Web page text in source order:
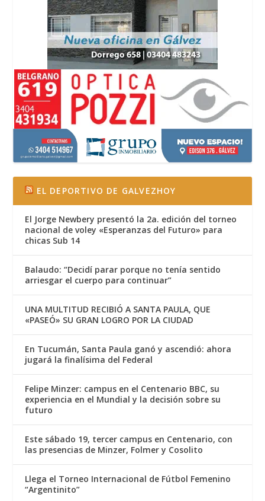
EL DEPORTIVO DE GALVEZHOY
El Jorge Newbery presentó la 2a. edición del torneo
nacional de voley «Esperanzas del Futuro» para
chicas Sub 14
Balaudo: “Decidí parar porque no tenía sentido
arriesgar el cuerpo para continuar”
UNA MULTITUD RECIBIÓ A SANTA PAULA, QUE
«PASEÓ» SU GRAN LOGRO POR LA CIUDAD
En Tucumán, Santa Paula ganó y ascendió: ahora
jugará la finalísima del Federal
Felipe Minzer: campus en el Centenario BBC, su
experiencia en el Mundial y la decisión sobre su
futuro
Este sábado 19, tercer campus en Centenario, con
las presencias de Minzer, Folmer y Cosolito
Llega el Torneo Internacional de Fútbol Femenino
“Argentinito”